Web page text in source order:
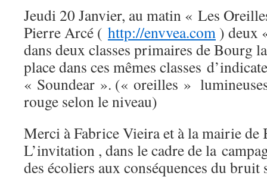
Jeudi 20 Janvier, au matin « Les
Pierre Arcé ( http://envvea.com ) deux
dans deux classes primaires de Bourg
place dans ces mêmes classes
« Soundear ». (« oreilles »
rouge selon le niveau)
Merci à Fabrice Vieira et à la mairie
L’invitation , dans le cadre de la
des écoliers aux conséquences du bruit